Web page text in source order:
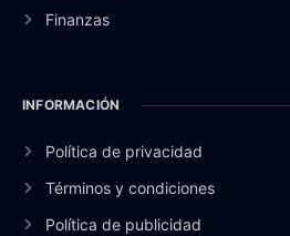
Finanzas
INFORMACIÓN
Política de privacidad
Términos y condiciones
Política de publicidad